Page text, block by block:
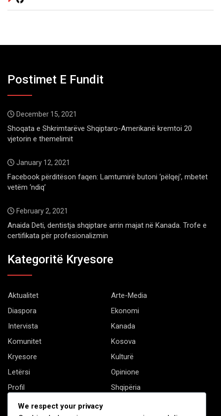
Postimet E Fundit
December 15, 2021
Shoqata e Shkrimtarëve Shqiptaro-Amerikanë kremtoi 20
vjetorin e themelimit
January 12, 2021
Facebook përditëson faqen: Lamtumirë butoni ‘pëlqej’, mbetet
vetëm ‘ndiq’
February 2, 2021
Anaida Deti, dentistja shqiptare arrin majat në Kanada. Trofe e
certifikata për profesionalizmin
Kategoritë Kryesore
Aktualitet
Arte-Media
Diaspora
Ekonomi
Intervista
Kanada
Komunitet
Kosova
Kryesore
Kulturë
Letërsi
Opinione
Profil
Shqipëria
Shqiptarët në biznes
We respect your privacy